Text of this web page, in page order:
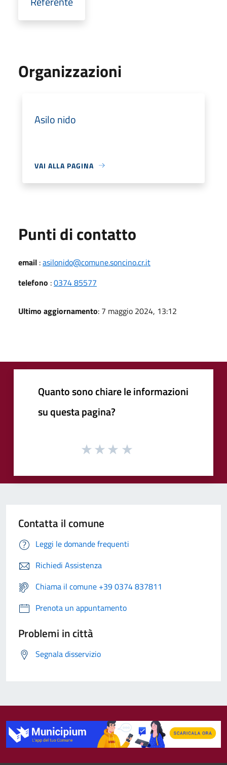
Organizzazioni
Asilo nido
VAI ALLA PAGINA
Punti di contatto
email :asilonido@comune.soncino.cr.it
telefono :0374 85577
Ultimo aggiornamento: 7 maggio 2024, 13:12
Quanto sono chiare le informazioni
su questa pagina?
Contatta il comune
Leggi le domande frequenti
Richiedi Assistenza
Chiama il comune +39 0374 837811
Prenota un appuntamento
Problemi in città
Segnala disservizio